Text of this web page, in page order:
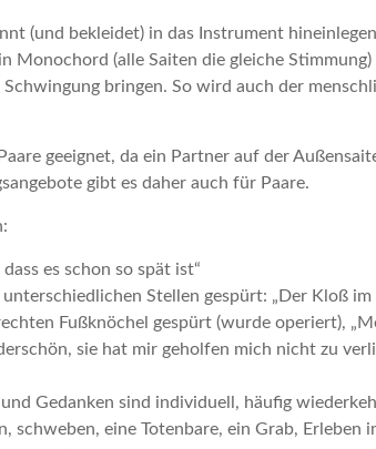
(und bekleidet) in das Instrument
Monochord (alle Saiten die gleiche
bringen. So wird auch der
geeignet, da ein Partner auf der
gibt es daher auch für Paare.
es schon so spät ist“
Stellen gespürt: „Der Kloß im
Fußknöchel gespürt (wurde operiert),
sie hat mir geholfen mich nicht zu
Gedanken sind individuell, häufig
schweben, eine Totenbare, ein Grab, Erleben